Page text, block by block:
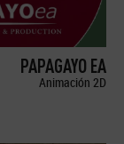
PAPAGAYO EA
Animación 2D